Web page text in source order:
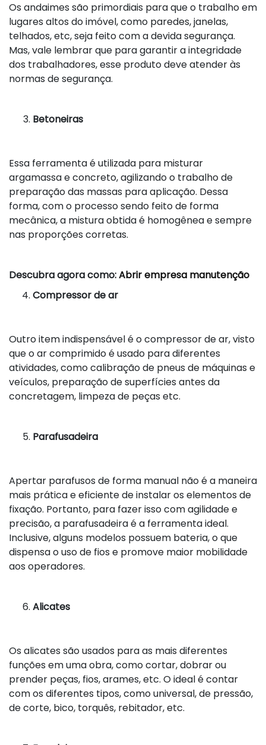
Os andaimes são primordiais para que o trabalho em
lugares altos do imóvel, como paredes, janelas,
telhados, etc, seja feito com a devida segurança.
Mas, vale lembrar que para garantir a integridade
dos trabalhadores, esse produto deve atender às
normas de segurança.
Betoneiras
Essa ferramenta é utilizada para misturar
argamassa e concreto, agilizando o trabalho de
preparação das massas para aplicação. Dessa
forma, com o processo sendo feito de forma
mecânica, a mistura obtida é homogênea e sempre
nas proporções corretas.
Descubra agora como:Abrir empresa manutenção
Compressor de ar
Outro item indispensável é o compressor de ar, visto
que o ar comprimido é usado para diferentes
atividades, como calibração de pneus de máquinas e
veículos, preparação de superfícies antes da
concretagem, limpeza de peças etc.
Parafusadeira
Apertar parafusos de forma manual não é a maneira
mais prática e eficiente de instalar os elementos de
fixação. Portanto, para fazer isso com agilidade e
precisão, a parafusadeira é a ferramenta ideal.
Inclusive, alguns modelos possuem bateria, o que
dispensa o uso de fios e promove maior mobilidade
aos operadores.
Alicates
Os alicates são usados para as mais diferentes
funções em uma obra, como cortar, dobrar ou
prender peças, fios, arames, etc. O ideal é contar
com os diferentes tipos, como universal, de pressão,
de corte, bico, torquês, rebitador, etc.